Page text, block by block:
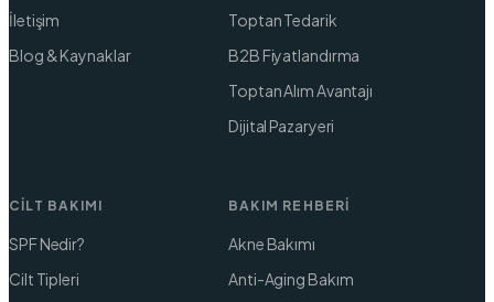
İletişim
Blog & Kaynaklar
Toptan Tedarik
B2B Fiyatlandırma
Toptan Alım Avantajı
Dijital Pazaryeri
CILT BAKIMI
SPF Nedir?
Cilt Tipleri
BAKIM REHBERI
Akne Bakımı
Anti-Aging Bakım